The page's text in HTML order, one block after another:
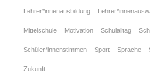
Lehrer*innenausbildung
Mittelschule Motivation Schulalltag
Schüler*innenstimmen Sport Sprache
Zukunft